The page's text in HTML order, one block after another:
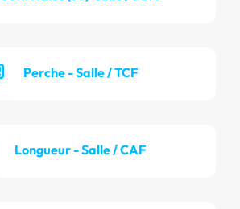
Perche - Salle / TCF
Longueur - Salle / CAF